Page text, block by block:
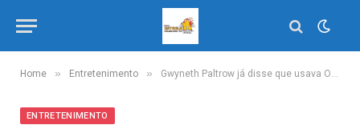
Home » Entretenimento » Gwyneth Paltrow já disse que usava Oscar, que poderia ser de Fernanda Montenegro, como peso de porta; relembre
ENTRETENIMENTO